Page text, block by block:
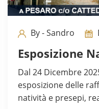
By - Sandro
Esposizione
Dal 24 Dicembre
esposizione delle
natività e presepi,